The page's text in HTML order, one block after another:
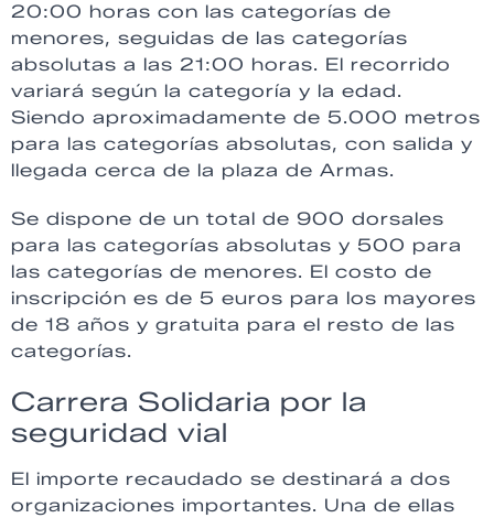
20:00 horas con las categorías de
menores, seguidas de las categorías
absolutas a las 21:00 horas. El recorrido
variará según la categoría y la edad.
Siendo aproximadamente de 5.000 metros
para las categorías absolutas, con salida y
llegada cerca de la plaza de Armas.
Se dispone de un total de 900 dorsales
para las categorías absolutas y 500 para
las categorías de menores. El costo de
inscripción es de 5 euros para los mayores
de 18 años y gratuita para el resto de las
categorías.
Carrera Solidaria por la
seguridad vial
El importe recaudado se destinará a dos
organizaciones importantes. Una de ellas